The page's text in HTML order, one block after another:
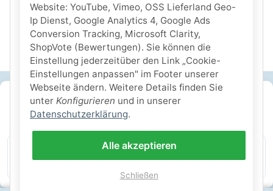
SICHERE ZAHLARTEN
Website: YouTube, Vimeo, OSS Lieferland Geo-
Ip Dienst, Google Analytics 4, Google Ads
Conversion Tracking, Microsoft Clarity,
ShopVote (Bewertungen). Sie können die
Einstellung jederzeitüber den Link „Cookie-
Einstellungen anpassen" im Footer unserer
Webseite ändern. Weitere Details finden Sie
unter Konfigurieren und in unserer
Datenschutzerklärung.
Alle akzeptieren
Schließen